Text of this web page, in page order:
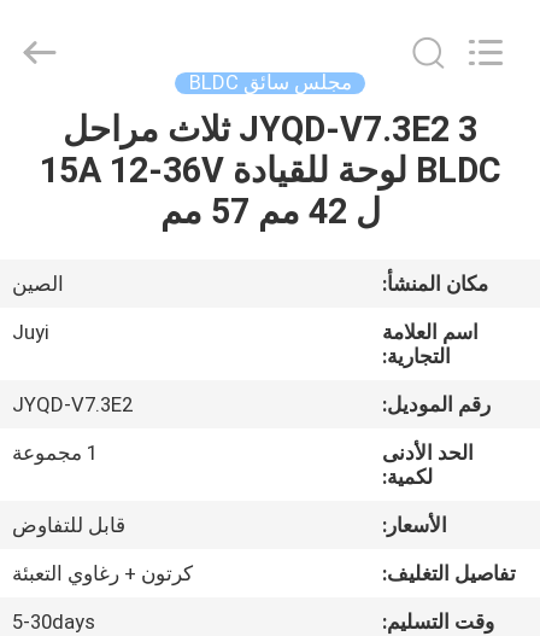
منزل
أشرطة
فيديو
حول
في
المعمل
Technology
مجلس سائق BLDC
JYQD-V7.3E2 3 ثلاث مراحل
BLDC لوحة للقيادة 15A 12-36V
ل 42 مم 57 مم
مكان المنشأ:
الصين
اسم العلامة
التجارية:
Juyi
رقم الموديل:
JYQD-V7.3E2
الحد الأدنى
لكمية:
1 مجموعة
الأسعار:
قابل للتفاوض
تفاصيل التغليف:
كرتون + رغاوي التعبئة
وقت التسليم:
5-30days